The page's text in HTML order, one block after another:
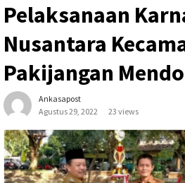
Pelaksanaan
Nusantara
Pakijangan
Ankasapost
Agustus 29, 2022
23 views